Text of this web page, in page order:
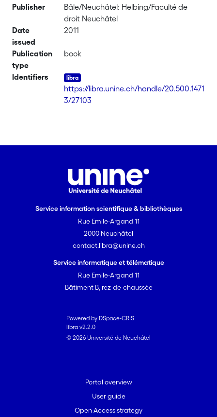
Publisher
Bâle/Neuchâtel: Helbing/Faculté de
droit Neuchâtel
Date
issued
2011
Publication
type
book
Identifiers
https://libra.unine.ch/handle/20.500.1471
3/27103
Service information scientifique & bibliothèques
Rue Emile-Argand 11
2000 Neuchâtel
contact.libra@unine.ch
Service informatique et télématique
Rue Emile-Argand 11
Bâtiment B, rez-de-chaussée
Powered by DSpace-CRIS
libra v2.2.0
© 2026 Université de Neuchâtel
Portal overview
User guide
Open Access strategy